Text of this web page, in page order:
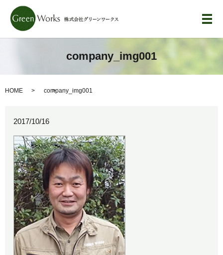
メ
company_img001
HOME company_img001
2017/10/16